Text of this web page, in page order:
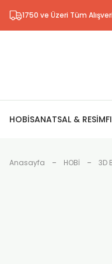
1750 ve Üzeri Tüm
HOBİSANATSAL & RESİM
Anasayfa HOBİ 3D